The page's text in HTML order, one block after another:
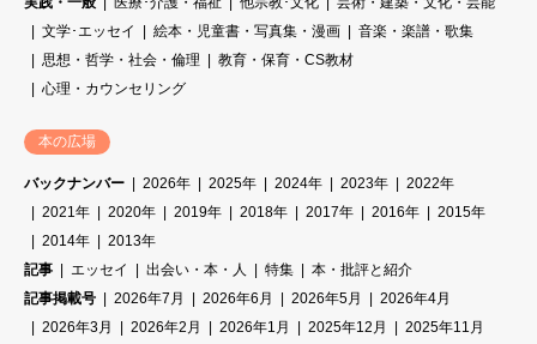
文学･エッセイ
絵本・児童書・写真集・漫画
音楽・楽譜・歌集
思想・哲学・社会・倫理
教育・保育・CS教材
心理・カウンセリング
本の広場
バックナンバー 2026年 2025年 2024年 2023年
2022年
2021年
2020年 2019年 2018年 2017年 2016年
2015年
2014年
2013年
記事
エッセイ 出会い・本・人 特集
本・批評と紹介
記事掲載号
2026年7月 2026年6月 2026年5月
2026年4月
2026年3月
2026年2月 2026年1月 2025年12月
2025年11月